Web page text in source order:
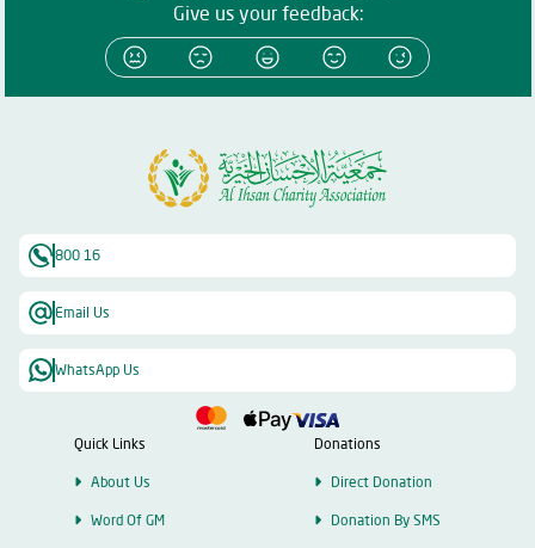
Give us your feedback:
800 16
Email Us
WhatsApp Us
Quick Links
About Us
Word Of GM
Donations
Direct Donation
Donation By SMS